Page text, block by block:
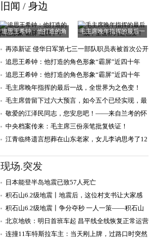
旧闻 / 身边
追思王希钟：他打造的角
毛主席晚年指挥的最后一
再添新证 侵华日军第七三一部队职员表被首次公开
追思王希钟：他打造的角色形象“霸屏”近四十年
追思王希钟：他打造的角色形象“霸屏”近四十年
毛主席晚年指挥的最后一战，全世界为之色变！
毛主席曾留下过六大预言，如今五个已经实现，最
后一个还会远吗
敬爱的江泽民同志，您安息吧！——来自兰考的怀
念和报告
中央档案传来：毛主席三份亲笔批复铁证！
江青临终遗言想葬在山东老家，女儿李讷思考了12
现场.突发
日本能登半岛地震已致57人死亡
积石山6.2级地震丨地震后，这位村支书让大家感
动落泪
积石山6.2级地震丨争分夺秒 一人一策——积石山
6.2级地震伤员救
北京地铁：明日首班车起 昌平线全线恢复正常运营
连撞11车特斯拉车主：当天刚上牌，过路口时突然